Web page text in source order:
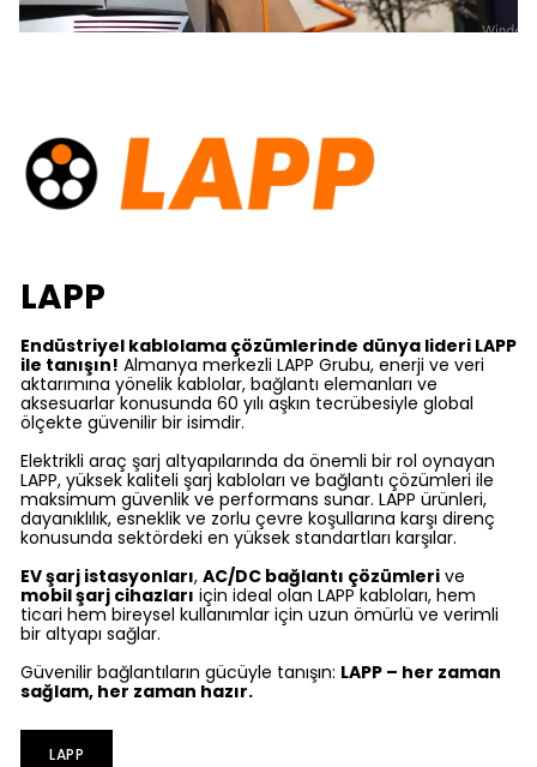
LAPP
Endüstriyel kablolama çözümlerinde dünya lideri LAPP
ile tanışın! Almanya merkezli LAPP Grubu, enerji ve veri
aktarımına yönelik kablolar, bağlantı elemanları ve
aksesuarlar konusunda 60 yılı aşkın tecrübesiyle global
ölçekte güvenilir bir isimdir.
Elektrikli araç şarj altyapılarında da önemli bir rol oynayan
LAPP, yüksek kaliteli şarj kabloları ve bağlantı çözümleri ile
maksimum güvenlik ve performans sunar. LAPP ürünleri,
dayanıklılık, esneklik ve zorlu çevre koşullarına karşı direnç
konusunda sektördeki en yüksek standartları karşılar.
EV şarj istasyonları, AC/DC bağlantı çözümleri ve
mobil şarj cihazları için ideal olan LAPP kabloları, hem
ticari hem bireysel kullanımlar için uzun ömürlü ve verimli
bir altyapı sağlar.
Güvenilir bağlantıların gücüyle tanışın: LAPP – her zaman
sağlam, her zaman hazır.
LAPP